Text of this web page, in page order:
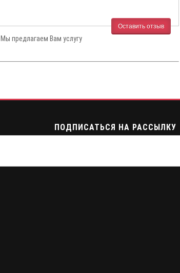
Оставить отзыв
предлагаем Вам услугу
ПОДПИСАТЬСЯ НА РАССЫЛКУ